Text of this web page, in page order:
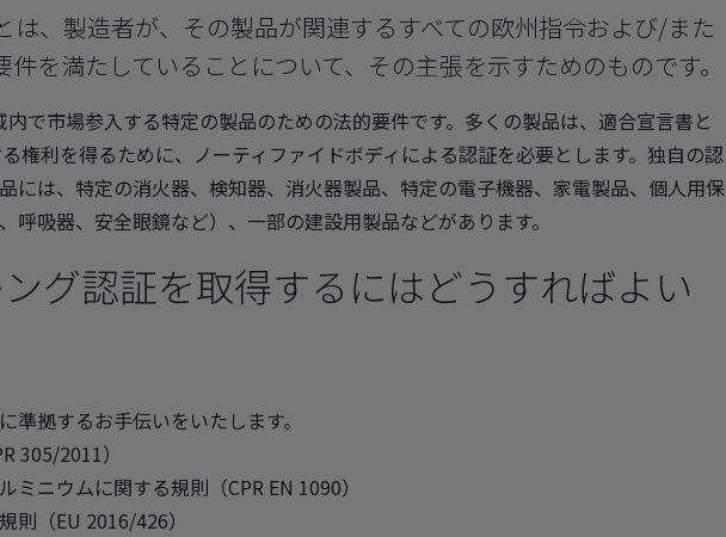
は、製造者が、その製品が関連するすべての欧州指令および/また
件を満たしていることについて、その主張を示すためのものです。
内で市場参入する特定の製品のための法的要件です。多くの製品は、適合宣言書と
権利を得るために、ノーティファイドボディによる認証を必要とします。独自の認
には、特定の消火器、検知器、消火器製品、特定の電子機器、家電製品、個人用保
呼吸器、安全眼鏡など）、一部の建設用製品などがあります。
グ認証を取得するにはどうすればよい
準拠するお手伝いをいたします。
305/2011）
ミニウムに関する規則（CPR EN 1090）
則（EU 2016/426）